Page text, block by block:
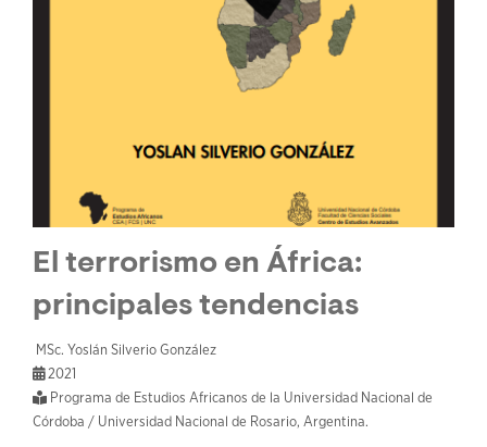
El terrorismo en África:
principales tendencias
MSc. Yoslán Silverio González
2021
Programa de Estudios Africanos de la Universidad Nacional de
Córdoba / Universidad Nacional de Rosario, Argentina.